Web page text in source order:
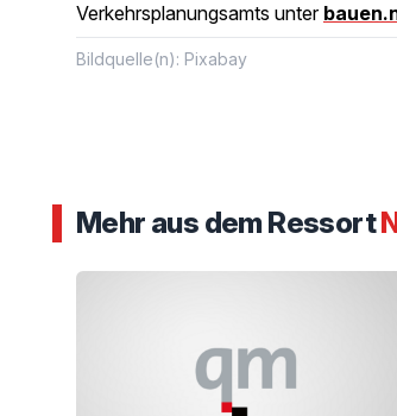
Verkehrsplanungsamts unter
Bildquelle(n): Pixabay
Mehr aus dem Ressort